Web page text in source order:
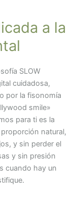
a la
SLOW
cuidadosa,
por la fisonomía
smile»
para ti es la
natural,
y sin perder el
y sin presión
cuando hay un